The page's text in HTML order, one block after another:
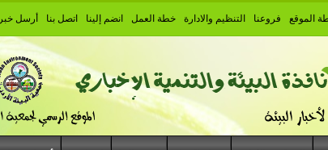
الموقع فروعنا التنظيم والادارة خطة العمل انضم إلينا اتصل بنا أرسل خبرا